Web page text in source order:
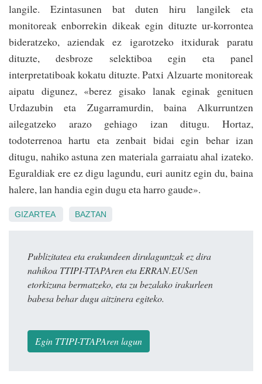
langile. Ezintasunen bat duten hiru langilek eta
monitoreak enborrekin dikeak egin dituzte ur-korrontea
bideratzeko, aziendak ez igarotzeko itxidurak paratu
dituzte, desbroze selektiboa egin eta panel
interpretatiboak kokatu dituzte. Patxi Alzuarte monitoreak
aipatu digunez, «berez gisako lanak eginak genituen
Urdazubin eta Zuga­rramurdin, baina Alkurruntzen
ailegatzeko arazo gehiago izan ditugu. Hortaz,
todoterrenoa hartu eta zenbait bidai egin behar izan
ditugu, nahiko astuna zen materiala garraiatu ahal izateko.
Eguraldiak ere ez digu lagundu, euri aunitz egin du, baina
halere, lan handia egin dugu eta harro gaude».
GIZARTEA BAZTAN
Publizitatea eta erakundeen dirulaguntzak ez dira
nahikoa TTIPI-TTAPAren eta ERRAN.EUSen
etorkizuna bermatzeko, eta zu bezalako irakurleen
babesa behar dugu aitzinera egiteko.
Egin TTIPI-TTAPAren lagun